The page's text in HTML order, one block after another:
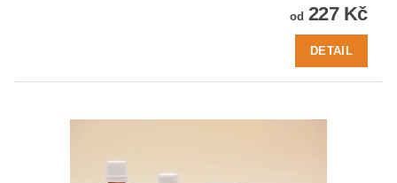
od 227 Kč
DETAIL